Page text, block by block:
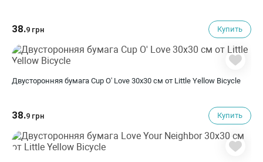
38.9 грн Купить
Двусторонняя бумага Cup O' Love 30х30 см от Little Yellow Bicycle
38.9 грн Купить